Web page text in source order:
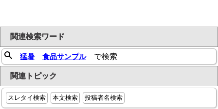
関連検索ワード
猛暑 食品サンプルで検索
関連トピック
スレタイ検索 本文検索 投稿者名検索